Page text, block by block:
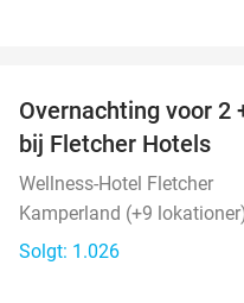
Overnachting voor 2
bij Fletcher Hotels
Wellness-Hotel Fletcher
Kamperland (+9
Solgt: 1.026